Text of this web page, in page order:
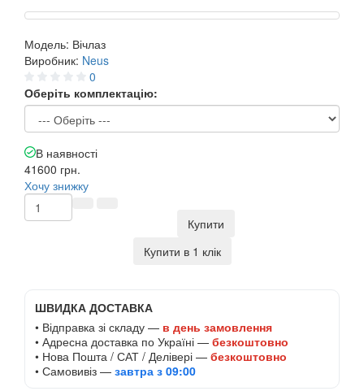
Модель: Вічлаз
Виробник: Neus
0
Оберіть комплектацію:
В наявності
41600 грн.
Хочу знижку
Купити
Купити в 1 клік
ШВИДКА ДОСТАВКА
• Відправка зі складу — в день замовлення
• Адресна доставка по Україні — безкоштовно
• Нова Пошта / САТ / Делівері — безкоштовно
• Самовивіз — завтра з 09:00